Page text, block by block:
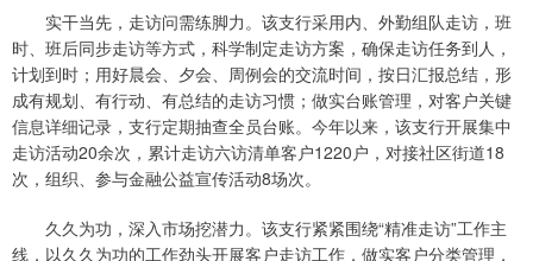
实干当先，走访问需练脚力。该支行采用内、外勤组队走访，班
时、班后同步走访等方式，科学制定走访方案，确保走访任务到人，
计划到时；用好晨会、夕会、周例会的交流时间，按日汇报总结，形
成有规划、有行动、有总结的走访习惯；做实台账管理，对客户关键
信息详细记录，支行定期抽查全员台账。今年以来，该支行开展集中
走访活动20余次，累计走访六访清单客户1220户，对接社区街道18
次，组织、参与金融公益宣传活动8场次。
久久为功，深入市场挖潜力。该支行紧紧围绕“精准走访”工作主
线，以久久为功的工作劲头开展客户走访工作，做实客户分类管理，